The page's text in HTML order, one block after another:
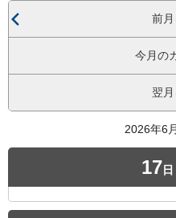
前
今月の
翌
2026年6
17 日